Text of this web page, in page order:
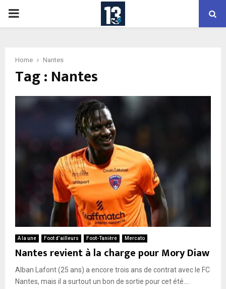
PRIMARY
Home Nantes
Tag : Nantes
A la une Foot d’ailleurs Foot-Tanière Mercato
Nantes revient à la charge pour Mory Diaw
Alban Lafont (25 ans) a encore trois ans de contrat avec le FC
Nantes, mais il a surtout un bon de sortie pour cet été....